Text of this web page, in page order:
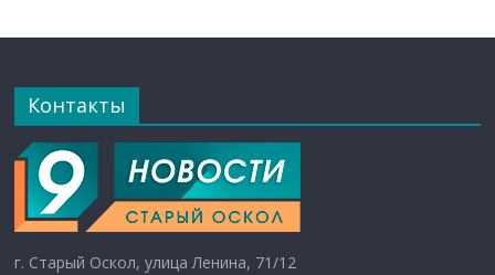
Контакты
г. Старый Оскол, улица Ленина, 71/12